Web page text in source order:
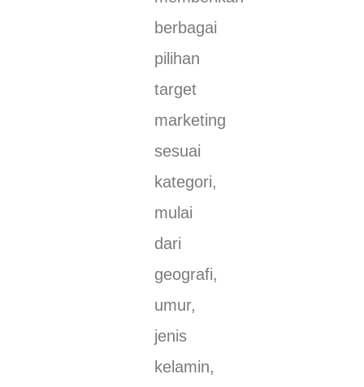
berbagai
pilihan
target
marketing
sesuai
kategori,
mulai
dari
geografi,
umur,
jenis
kelamin,